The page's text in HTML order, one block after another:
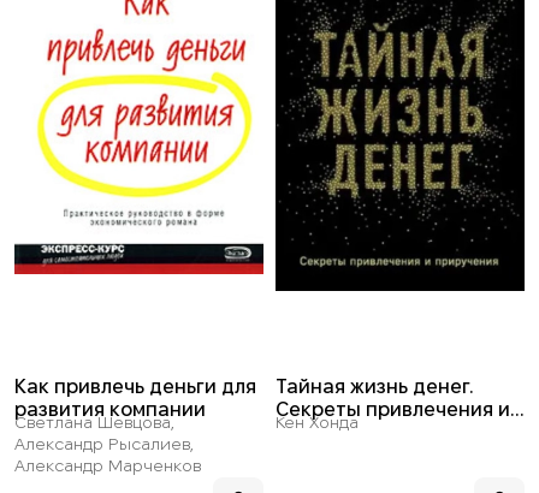
Как привлечь деньги для
развития компании
Светлана Шевцова,
Александр Рысалиев,
Александр Марченков
Тайная жизнь денег.
Секреты привлечения и
приручения
Кен Хонда